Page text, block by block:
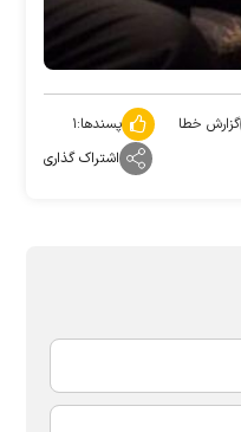
گزارش خطا پسندها:۱
اشتراک گذاری